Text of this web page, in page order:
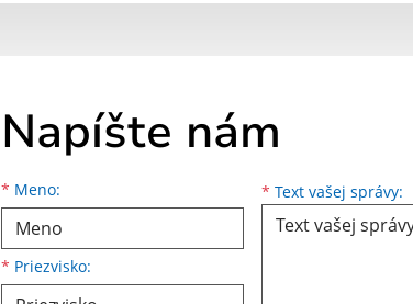
Napíšte nám
* Meno:
Meno
* Priezvisko:
Priezvisko
E-mailová adresa * Text vašej správy: